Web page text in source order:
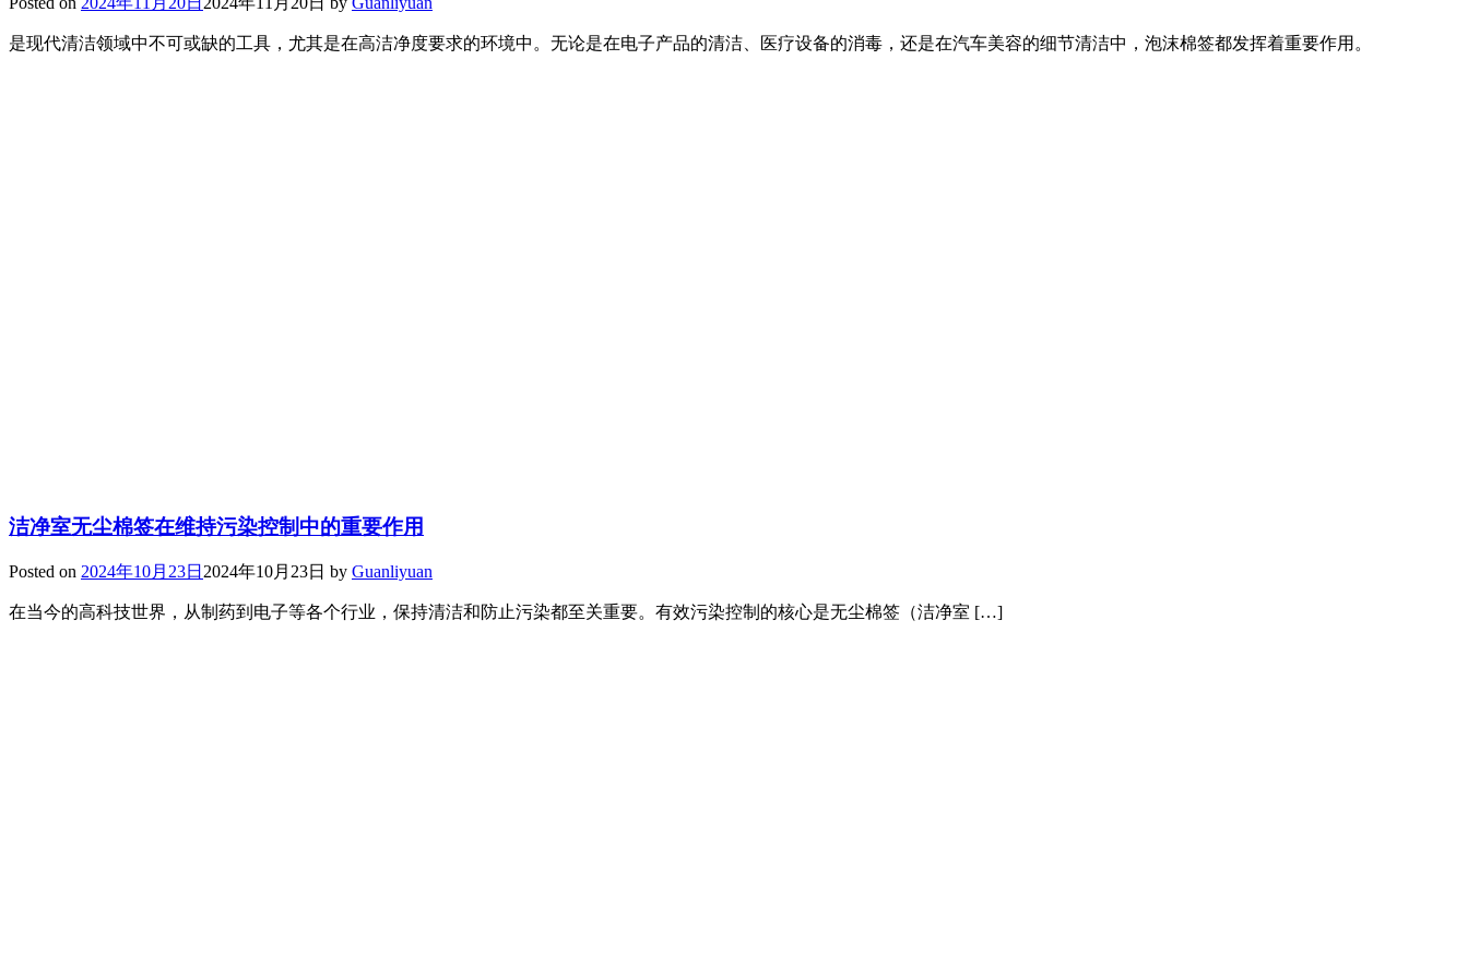
是现代清洁领域中不可或缺的工具，尤其是在高洁净度要求的环境中。无论是在电子产品的清洁、医疗设备的消毒，还是在汽车美容的细节清洁中，泡沫棉签都发挥着重要作用。
洁净室无尘棉签在维持污染控制中的重要作用
Posted on 2024年10月23日 2024年10月23日 by Guanliyuan
在当今的高科技世界，从制药到电子等各个行业，保持清洁和防止污染都至关重要。有效污染控制的核心是无尘棉签（洁净室 […]